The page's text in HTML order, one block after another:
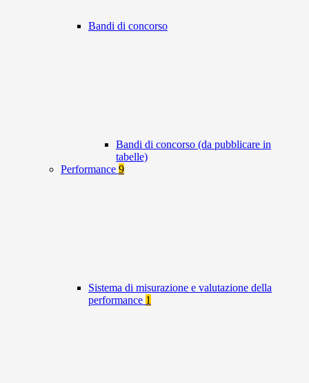
Bandi di concorso
Bandi di concorso (da pubblicare in
tabelle)
Performance 9
Sistema di misurazione e valutazione della
performance 1